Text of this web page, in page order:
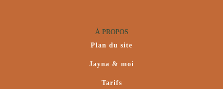
À PROPOS
Plan du site
Jayna & moi
Tarifs